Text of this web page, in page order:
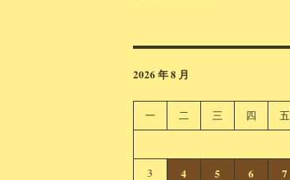
2026 年 8 月
一 二 三 四 五
3 4 5 6 7